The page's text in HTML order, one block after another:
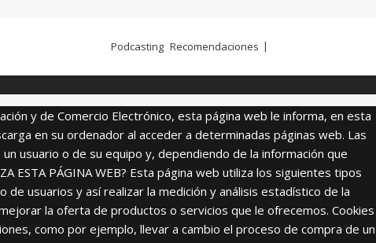
Podcasting Recomendaciones
y de Comercio Electrónico, esta página web le informa, en esta
en su ordenador al acceder a determinadas páginas web. Las
usuario o de su equipo y, dependiendo de la información que
ESTA PÁGINA WEB? Esta página web utiliza los siguientes tipos
usuarios y así realizar la medición y análisis estadístico de la
la oferta de productos o servicios que le ofrecemos. Cookies
como por ejemplo, llevar a cambio el proceso de compra de un